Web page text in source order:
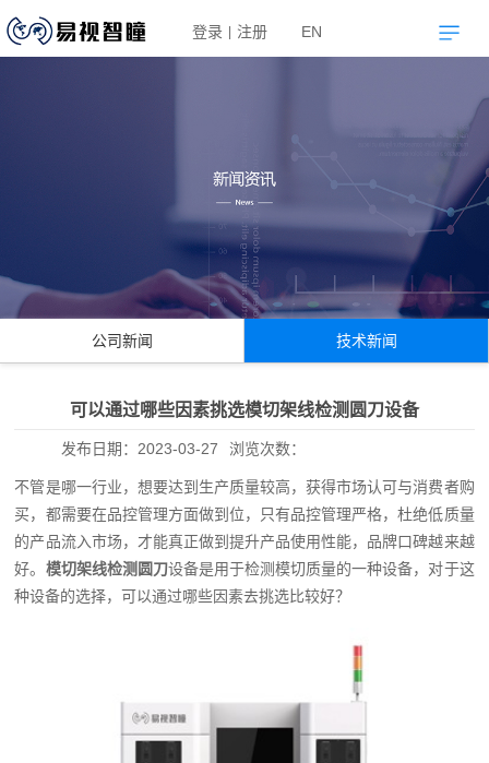
登录 注册 EN
公司新闻 技术新闻
可以通过哪些因素挑选模切架线检测圆刀设备
发布日期： 2023-03-27 浏览次数：
不管是哪一行业，想要达到生产质量较高，获得市场认可与消费者购
买，都需要在品控管理方面做到位，只有品控管理严格，杜绝低质量
的产品流入市场，才能真正做到提升产品使用性能，品牌口碑越来越
好。 模切架线检测圆刀设备是用于检测模切质量的一种设备，对于这
种设备的选择，可以通过哪些因素去挑选比较好？